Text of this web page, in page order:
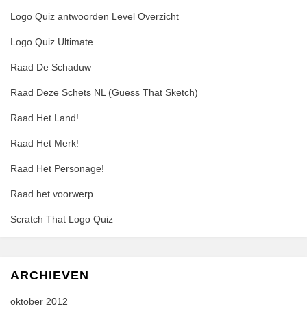
Logo Quiz antwoorden Level Overzicht
Logo Quiz Ultimate
Raad De Schaduw
Raad Deze Schets NL (Guess That Sketch)
Raad Het Land!
Raad Het Merk!
Raad Het Personage!
Raad het voorwerp
Scratch That Logo Quiz
ARCHIEVEN
oktober 2012